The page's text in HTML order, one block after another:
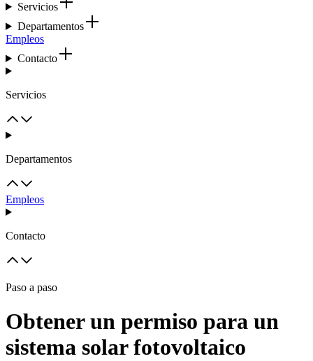
Servicios
Departamentos
Empleos
Contacto
Servicios
Departamentos
Empleos
Contacto
Paso a paso
Obtener un permiso para un
sistema solar fotovoltaico